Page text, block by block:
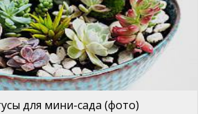
для мини-сада (фото)